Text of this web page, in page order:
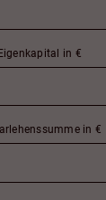
in €
in €